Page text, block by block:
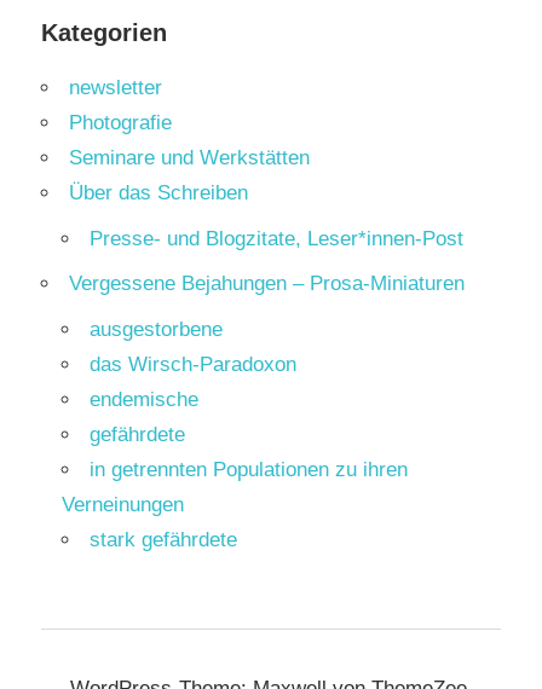
Kategorien
newsletter
Photografie
Seminare und Werkstätten
Über das Schreiben
Presse- und Blogzitate, Leser*innen-Post
Vergessene Bejahungen – Prosa-Miniaturen
ausgestorbene
das Wirsch-Paradoxon
endemische
gefährdete
in getrennten Populationen zu ihren
Verneinungen
stark gefährdete